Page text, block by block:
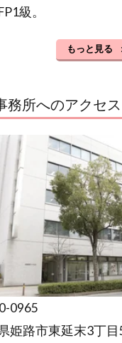
級。
もっと見る
務所へのアクセス
0965
姫路市東延末3丁